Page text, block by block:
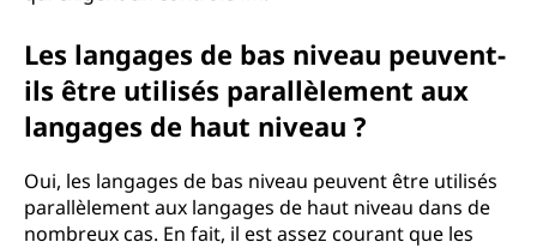
Les langages de bas niveau peuvent-
ils être utilisés parallèlement aux
langages de haut niveau ?
Oui, les langages de bas niveau peuvent être utilisés
parallèlement aux langages de haut niveau dans de
nombreux cas. En fait, il est assez courant que les